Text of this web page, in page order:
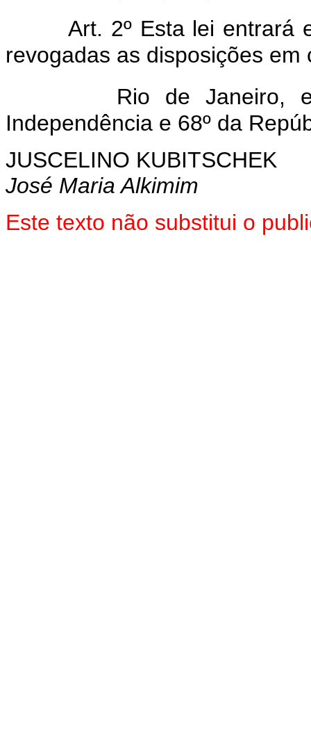
Art. 2º Esta lei entrará
revogadas as disposições em
Rio de Janeiro,
Independência e 68º da
JUSCELINO KUBITSCHEK
José Maria Alkimim
Este texto não substitui o